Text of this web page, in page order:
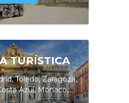
TURÍSTICA
Toledo, Zaragoza,
Azul, Mónaco,...